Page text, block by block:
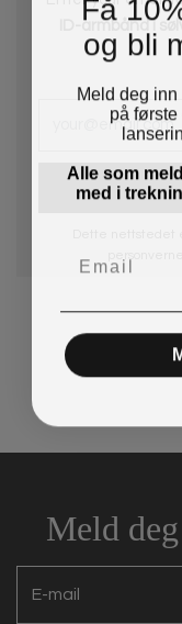
ID-armbånd i
Meld
og bli
Meld deg
på første
Alle som
med i